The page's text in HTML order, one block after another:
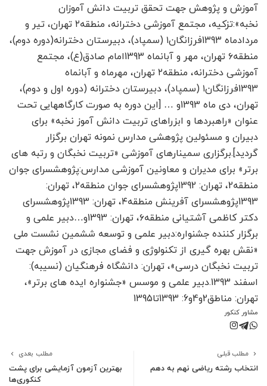
آموزش و پژوهش جهت تحقق تربیت دانش آموزان
نخبه»:تزکیه، مجتمع آموزشی دخترانه، منطقه۲ تهران، تیر و
مردادماه 1393فرزانگان۱ (سمپاد)، دبیرستان دخترانه(دوره دوم)،
منطقه۶ تهران، مهر و آبان­ماه 1393امام صادق(ع)، مجتمع
آموزشی دخترانه، منطقه۲ تهران، مهرماه و آبان­ماه
1393فرزانگان۱ (سمپاد)، دبیرستان دخترانه (دوره اول و دوم)،
تهران، دی ماه 1393و … [این دوره به صورت کارگاه­هایی تحت
عنوان «راهبردها و ابزراهای تربیت دانش آموز نخبه» برای
دبیران و مسئولین پژوهشی مدارس نمونه تهران برگزار
گردید].برگزاری سمینارهای آموزشی «تربیت نخبگان و رتبه های
برتر» برای مدیران و معاونین آموزشی مدارس:پژوهشسرای جوان
منطقه2، تهران: 1392پژوهشسرای جوان منطقه۲، تهران:
1393پژوهشسرای آفرینش منطقه۴، تهران: 1393پژوهشسرای
دکتر کاظمی آشتیانی منطقه۶، تهران: 1393و…دبیر علمی و
برگزار کننده جشنواره:دبیر علمی و توسعه ششمین نشست ملی
«نقش بهره گیری از تکنولوژی و فضای مجازی در آموزش جهت
تربیت نخبگان درسی»، تهران: دانشگاه فرهنگیان (نسیبه):
اسفند 1393.دبیر علمی و موسس «جشنواره ایده های برتر»،
تهران: مناطق2و4و6: 1393تا1395
مشاور کنکور
مطلب قبلی
انتخاب رشته ریاضی نهم به دهم
مطلب بعدی
بهترین آزمون آزمایشی برای پشت‌
کنکوری‌ها